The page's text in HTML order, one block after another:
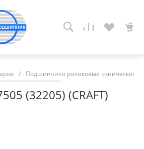
/ Подшипники роликовые конические
(32205) (CRAFT)